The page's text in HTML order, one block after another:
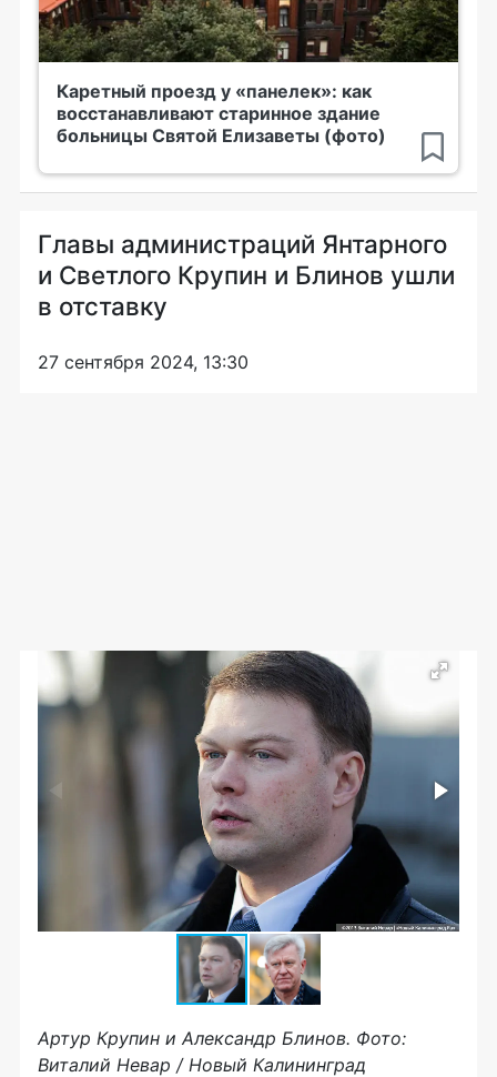
Каретный проезд у «панелек»: как
восстанавливают старинное здание
больницы Святой Елизаветы (фото)
Главы администраций Янтарного
и Светлого Крупин и Блинов ушли
в отставку
27 сентября 2024, 13:30
Артур Крупин и Александр Блинов. Фото:
Виталий Невар / Новый Калининград